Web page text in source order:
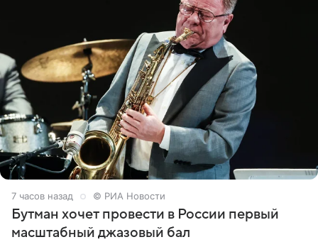
7 часов назад © РИА Новости
Бутман хочет провести в России первый
масштабный джазовый бал